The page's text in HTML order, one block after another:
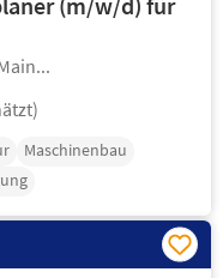
Maschinenbau